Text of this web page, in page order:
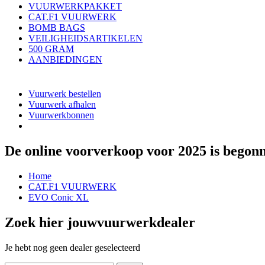
VUURWERKPAKKET
CAT.F1 VUURWERK
BOMB BAGS
VEILIGHEIDSARTIKELEN
500 GRAM
AANBIEDINGEN
Vuurwerk bestellen
Vuurwerk afhalen
Vuurwerkbonnen
De online voorverkoop voor 2025 is
Home
CAT.F1 VUURWERK
EVO Conic XL
Zoek hier jouwvuurwerkdealer
Je hebt nog geen dealer geselecteerd